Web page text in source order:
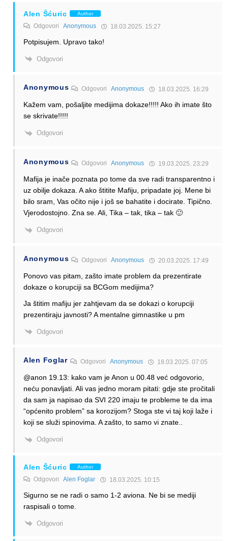
Alen Šćuric Author
Odgovori Anonymous 18.03.2025. 15:27
Potpisujem. Upravo tako!
Odgovori
Anonymous OdgovoriAnonymous 18.03.2025. 16:29
Kažem vam, pošaljite medijima dokaze!!!!! Ako ih imate što
se skrivate!!!!!
Odgovori
Anonymous OdgovoriAnonymous 19.03.2025. 23:29
Mafija je inače poznata po tome da sve radi transparentno i
uz obilje dokaza. A ako štitite Mafiju, pripadate joj. Mene bi
bilo sram, Vas očito nije i još se bahatite i docirate. Tipično.
Vjerodostojno. Zna se. Ali, Tika – tak, tika – tak 🙂
Odgovori
Anonymous OdgovoriAnonymous 20.03.2025. 17:49
Ponovo vas pitam, zašto imate problem da prezentirate
dokaze o korupciji sa BCGom medijima?
Ja štitim mafiju jer zahtjevam da se dokazi o korupciji
prezentiraju javnosti? A mentalne gimnastike u pm
Odgovori
Alen Foglar Odgovori Anonymous 18.03.2025. 07:05
@anon 19.13: kako vam je Anon u 00.48 već odgovorio,
neću ponavljati. Ali vas jedno moram pitati: gdje ste pročitali
da sam ja napisao da SVI 220 imaju te probleme te da ima
“općenito problem” sa korozijom? Stoga ste vi taj koji laže i
koji se služi spinovima. A zašto, to samo vi znate..
Odgovori
Alen Šćuric Author
Odgovori Alen Foglar 18.03.2025. 10:15
Sigurno se ne radi o samo 1-2 aviona. Ne bi se mediji
raspisali o tome.
Odgovori